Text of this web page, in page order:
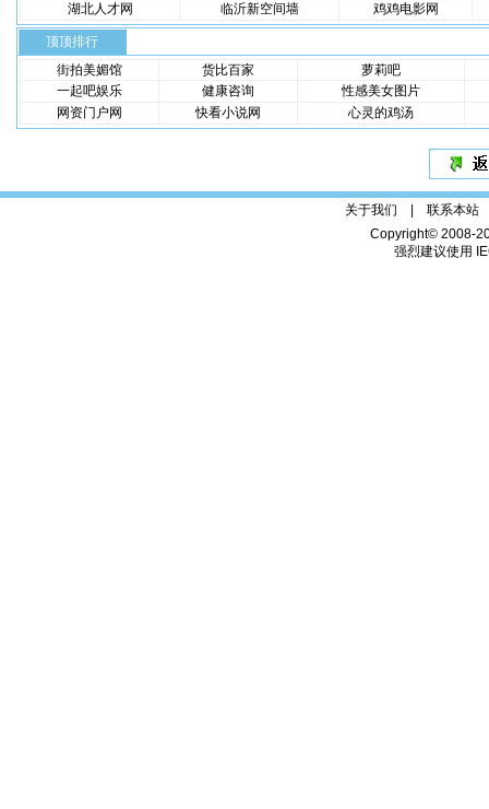
湖北人才网
临沂新空间墙 鸡鸡电影网
顶顶排行
街拍美媚馆
货比百家
萝莉吧
一起吧娱乐
健康咨询
性感美女图片
网资门户网
快看小说网 心灵的鸡汤
关于我们 | 联系本站
Copyright© 2008-
强烈建议使用